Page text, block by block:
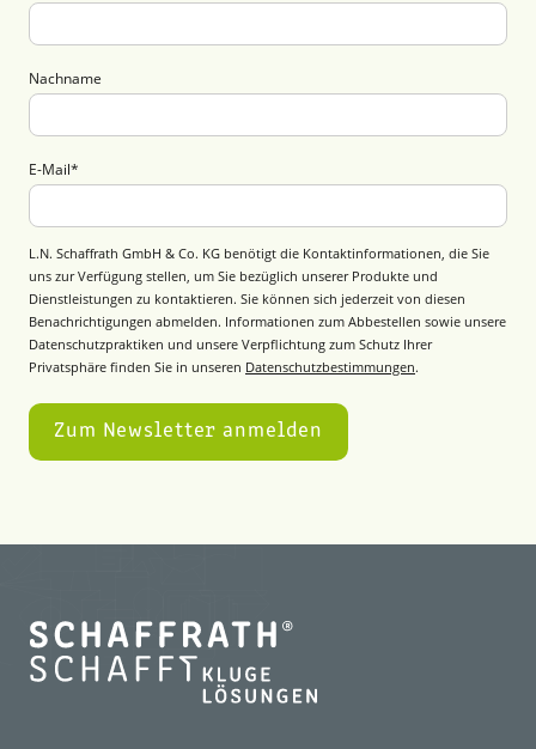
Nachname
E-Mail*
L.N. Schaffrath GmbH & Co. KG benötigt die Kontaktinformationen, die Sie
uns zur Verfügung stellen, um Sie bezüglich unserer Produkte und
Dienstleistungen zu kontaktieren. Sie können sich jederzeit von diesen
Benachrichtigungen abmelden. Informationen zum Abbestellen sowie unsere
Datenschutzpraktiken und unsere Verpflichtung zum Schutz Ihrer
Privatsphäre finden Sie in unseren Datenschutzbestimmungen.